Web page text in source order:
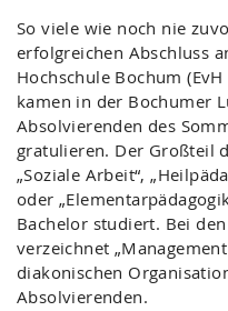
So viele wie noch nie
erfolgreichen Abschluss
Hochschule Bochum
kamen in der Bochumer
Absolvierenden des
gratulieren. Der Großteil
„Soziale Arbeit“,
oder
Bachelor studiert. Bei
verzeichnet
diakonischen
Absolvierenden.